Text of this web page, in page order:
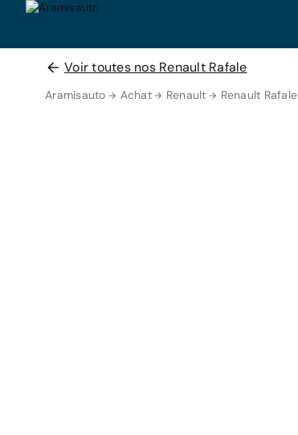
Voir toutes nos Renault Rafale
Aramisauto Achat Renault Renault Rafale